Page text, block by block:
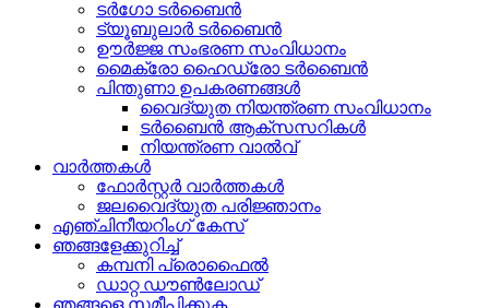
ടർഗോ ടർബൈൻ
ട്യൂബുലാർ ടർബൈൻ
ഊർജ്ജ സംഭരണ ​​സംവിധാനം
മൈക്രോ ഹൈഡ്രോ ടർബൈൻ
പിന്തുണാ ഉപകരണങ്ങൾ
വൈദ്യുത നിയന്ത്രണ സംവിധാനം
ടർബൈൻ ആക്‌സസറികൾ
നിയന്ത്രണ വാൽവ്
വാർത്തകൾ
ഫോർസ്റ്റർ വാർത്തകൾ
ജലവൈദ്യുത പരിജ്ഞാനം
എഞ്ചിനീയറിംഗ് കേസ്
ഞങ്ങളേക്കുറിച്ച്
കമ്പനി പ്രൊഫൈൽ
ഡാറ്റ ഡൗൺലോഡ്
ഞങ്ങളെ സമീപിക്കുക